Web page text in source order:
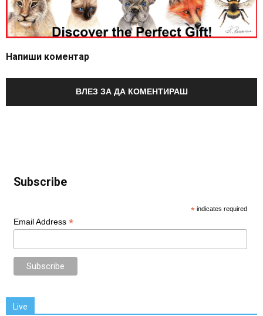
Напиши коментар
ВЛЕЗ ЗА ДА КОМЕНТИРАШ
Subscribe
* indicates required
Email Address *
Live